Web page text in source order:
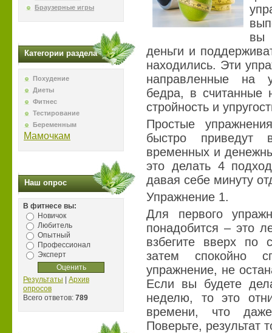
Браузерные игры
Категории раздела
Похудение
Диеты
Фитнес
Тестирование
Беременным
Мамочкам
Наш опрос
В фитнесе вы:
Новичок
Любитель
Опытный
Профессионал
Эксперт
Результаты
Архив
опросов
Всего ответов: 789
вы
деньги и
находились. Эти
направленные на
бедра, в считанные
стройность и
Простые
быстро
временных и
это делать 4
давая себе минуту
Упражнение 1.
Для первого
понадобится – это
взбегите вверх по
затем спокойно
упражнение, не
Если вы будете
неделю, то это
времени, что
Поверьте, результат